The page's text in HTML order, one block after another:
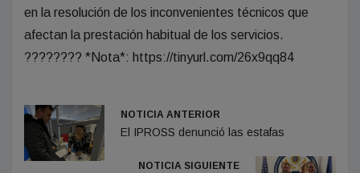
en la resolución de los inconvenientes técnicos que
afectan la prestación habitual de los servicios.
???????? *Nota*: https://tinyurl.com/26x9qq84
NOTICIA ANTERIOR
El IPROSS denunció las estafas
NOTICIA SIGUIENTE